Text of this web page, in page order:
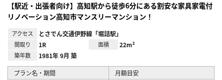
【駅近・出張者向け】高知駅から徒歩6分にある割安な家具家電付
リノベーション高知市マンスリーマンション！
アクセス とさでん交通伊野線「堀詰駅」
間取り 1R 面積 22m²
築年数 1981年 9月 築
プラン名・期間 月額目安